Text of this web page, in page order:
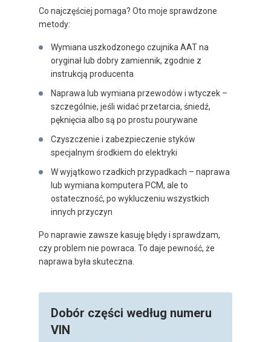
Co najczęściej pomaga? Oto moje sprawdzone
metody:
Wymiana uszkodzonego czujnika AAT na
oryginał lub dobry zamiennik, zgodnie z
instrukcją producenta
Naprawa lub wymiana przewodów i wtyczek –
szczególnie, jeśli widać przetarcia, śniedź,
pęknięcia albo są po prostu pourywane
Czyszczenie i zabezpieczenie styków
specjalnym środkiem do elektryki
W wyjątkowo rzadkich przypadkach – naprawa
lub wymiana komputera PCM, ale to
ostateczność, po wykluczeniu wszystkich
innych przyczyn
Po naprawie zawsze kasuję błędy i sprawdzam,
czy problem nie powraca. To daje pewność, że
naprawa była skuteczna.
Dobór części według numeru
VIN